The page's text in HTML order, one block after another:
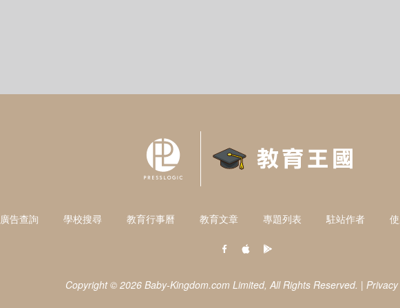
廣告查詢 學校搜尋 教育行事曆 教育文章 專題列表 駐站作者
Copyright © 2026 Baby-Kingdom.com Limited, All Rights Reserved. |